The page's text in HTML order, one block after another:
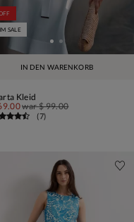
IN DEN WARENKORB
SALE
Kleid
war$ 99.00
(7)